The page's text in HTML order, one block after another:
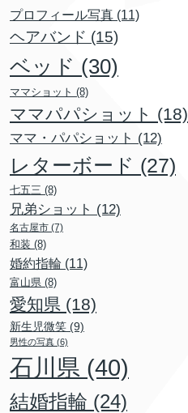
プロフィール写真 (11)
ヘアバンド (15)
ベッド (30)
ママショット (8)
ママパパショット (18)
ママ・パパショット (12)
レターボード (27)
七五三 (8)
兄弟ショット (12)
名古屋市 (7)
和装 (8)
婚約指輪 (11)
富山県 (8)
愛知県 (18)
新生児微笑 (9)
男性の写真 (6)
石川県 (40)
結婚指輪 (24)